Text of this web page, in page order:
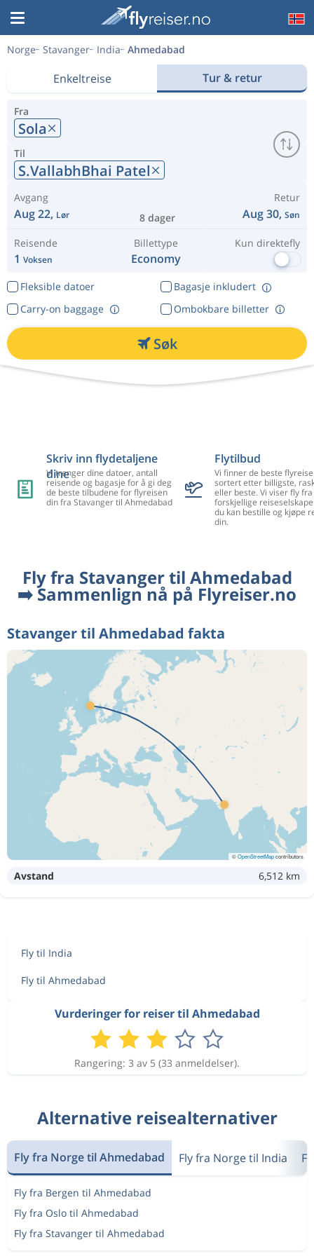
Norge Stavanger India Ahmedabad
Enkeltreise Tur & retur
Fra
Sola
Til
S.VallabhBhai Patel
Avgang
Aug 22, Lør 8 dager
Retur
Aug 30, Søn
Reisende
1 Voksen
Billettype
Economy
Kun direktefly
Fleksible datoer
Bagasje inkludert
Ombokbare billetter
Carry-on baggage
Søk
Skriv inn flydetaljene
dine
Vi trenger dine datoer, antall
reisende og bagasje for å gi deg
de beste tilbudene for flyreisen
din fra Stavanger til Ahmedabad
Flytilbud
Vi finner de beste
sortert etter billigste,
eller beste. Vi viser fly
forskjellige
du kan bestille og kjøpe
din.
Fly fra Stavanger til Ahmedabad
➡️ Sammenlign nå på Flyreiser.no
Stavanger til Ahmedabad fakta
©OpenStreetMapcontributors
Avstand 6,512 km
Fly til India
Fly til Ahmedabad
Vurderinger for reiser til Ahmedabad
Rangering: 3 av 5 (33 anmeldelser).
Alternative reisealternativer
Fly fra Norge til Ahmedabad Fly fra Norge til India
Fly fra Bergen til Ahmedabad
Fly fra Oslo til Ahmedabad
Fly fra Stavanger til Ahmedabad